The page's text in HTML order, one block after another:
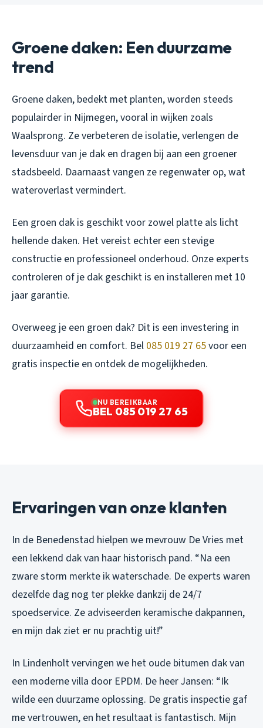
Groene daken: Een duurzame
trend
Groene daken, bedekt met planten, worden steeds
populairder in Nijmegen, vooral in wijken zoals
Waalsprong. Ze verbeteren de isolatie, verlengen de
levensduur van je dak en dragen bij aan een groener
stadsbeeld. Daarnaast vangen ze regenwater op, wat
wateroverlast vermindert.
Een groen dak is geschikt voor zowel platte als licht
hellende daken. Het vereist echter een stevige
constructie en professioneel onderhoud. Onze experts
controleren of je dak geschikt is en installeren met 10
jaar garantie.
Overweeg je een groen dak? Dit is een investering in
duurzaamheid en comfort. Bel 085 019 27 65voor een
gratis inspectie en ontdek de mogelijkheden.
NU BEREIKBAAR
BEL 085 019 27 65
Ervaringen van onze klanten
In de Benedenstad hielpen we mevrouw De Vries met
een lekkend dak van haar historisch pand. “Na een
zware storm merkte ik waterschade. De experts waren
dezelfde dag nog ter plekke dankzij de 24/7
spoedservice. Ze adviseerden keramische dakpannen,
en mijn dak ziet er nu prachtig uit!”
In Lindenholt vervingen we het oude bitumen dak van
een moderne villa door EPDM. De heer Jansen: “Ik
wilde een duurzame oplossing. De gratis inspectie gaf
me vertrouwen, en het resultaat is fantastisch. Mijn